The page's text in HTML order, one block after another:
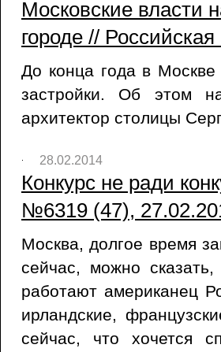
Московские власти
городе //
До конца года в Москве
застройки. Об этом
архитектор столицы
28.02.2014
Конкурс не ради
№6319 (47),
Москва, долгое время
сейчас, можно
работают американец
ирландские,
сейчас, что хочется